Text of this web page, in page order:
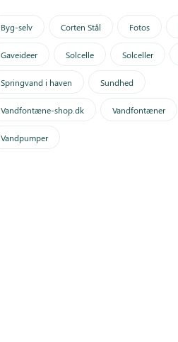
Byg-selv Corten Stål Fotos
Gaveideer Solcelle Solceller
Springvand i haven Sundhed
Vandfontæne-shop.dk Vandfontæner
Vandpumper